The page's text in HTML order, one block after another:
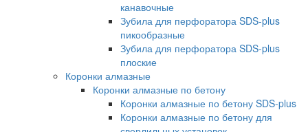
канавочные
Зубила для перфоратора SDS-plus
пикообразные
Зубила для перфоратора SDS-plus
плоские
Коронки алмазные
Коронки алмазные по бетону
Коронки алмазные по бетону SDS-plus
Коронки алмазные по бетону для